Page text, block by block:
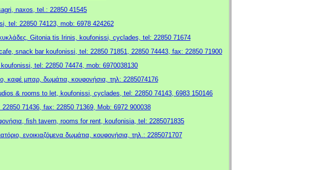
naxos, tel.: 22850 41545
tel: 22850 74123, mob: 6978 424262
κυκλάδες, Gitonia tis Irinis, koufonissi, cyclades, tel: 22850 71674
snack bar koufonissi, tel: 22850 71851, 22850 74443, fax: 22850 71900
koufonissi, tel: 22850 74474, mob: 6970038130
καφέ μπαρ, δωμάτια, κουφονήσια, τηλ: 2285074176
& rooms to let, koufonissi, cyclades, tel: 22850 74143, 6983 150146
71436, fax: 22850 71369, Mob: 6972 900038
fish tavern, rooms for rent, koufonisia, tel: 2285071835
ενοικιαζόμενα δωμάτια, κουφονήσια, τηλ.: 2285071707